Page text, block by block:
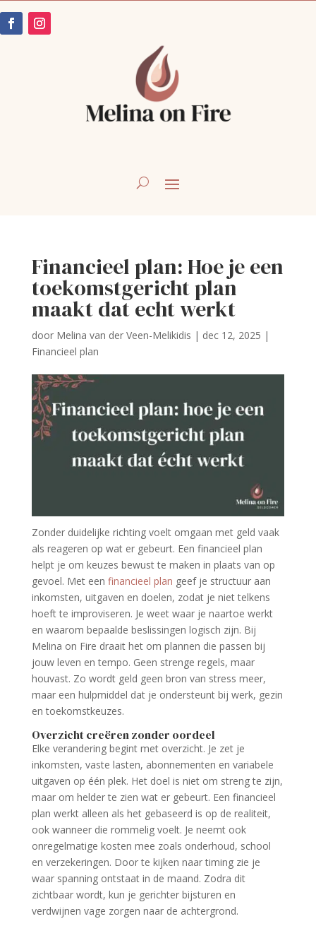
Financieel plan: Hoe je een
toekomstgericht plan
maakt dat echt werkt
door Melina van der Veen-Melikidis | dec 12, 2025 |
Financieel plan
Zonder duidelijke richting voelt omgaan met geld vaak
als reageren op wat er gebeurt. Een financieel plan
helpt je om keuzes bewust te maken in plaats van op
gevoel. Met een financieel plan geef je structuur aan
inkomsten, uitgaven en doelen, zodat je niet telkens
hoeft te improviseren. Je weet waar je naartoe werkt
en waarom bepaalde beslissingen logisch zijn. Bij
Melina on Fire draait het om plannen die passen bij
jouw leven en tempo. Geen strenge regels, maar
houvast. Zo wordt geld geen bron van stress meer,
maar een hulpmiddel dat je ondersteunt bij werk, gezin
en toekomstkeuzes.
Overzicht creëren zonder oordeel
Elke verandering begint met overzicht. Je zet je
inkomsten, vaste lasten, abonnementen en variabele
uitgaven op één plek. Het doel is niet om streng te zijn,
maar om helder te zien wat er gebeurt. Een financieel
plan werkt alleen als het gebaseerd is op de realiteit,
ook wanneer die rommelig voelt. Je neemt ook
onregelmatige kosten mee zoals onderhoud, school
en verzekeringen. Door te kijken naar timing zie je
waar spanning ontstaat in de maand. Zodra dit
zichtbaar wordt, kun je gerichter bijsturen en
verdwijnen vage zorgen naar de achtergrond.